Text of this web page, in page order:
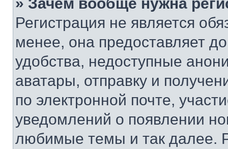
Регистрация не является
менее, она предоставляет
удобства, недоступные
аватары, отправку и
по электронной почте,
уведомлений о появлении
любимые темы и так далее.